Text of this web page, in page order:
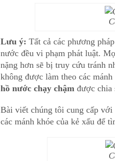
Lưu ý: Tất cả các phương
nước đều vi phạm phát luật.
nặng hơn sẽ bị truy cứu tránh
không được làm theo các mánh
hồ nước chạy chậm được chia
Bài viết chúng tôi cung cấp
các mánh khóe của kẻ xấu để